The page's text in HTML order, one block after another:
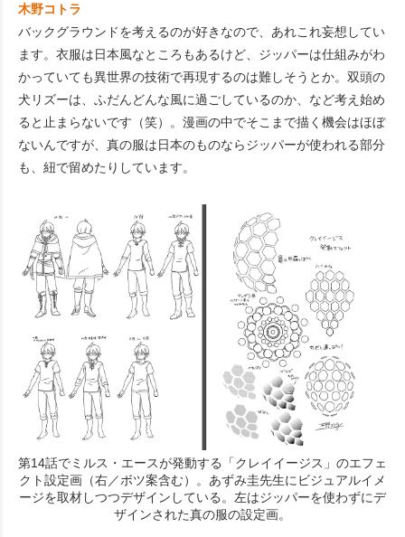
木野コトラ
バックグラウンドを考えるのが好きなので、あれこれ妄想してい
ます。衣服は日本風なところもあるけど、ジッパーは仕組みがわ
かっていても異世界の技術で再現するのは難しそうとか。双頭の
犬リズーは、ふだんどんな風に過ごしているのか、など考え始め
ると止まらないです（笑）。漫画の中でそこまで描く機会はほぼ
ないんですが、真の服は日本のものならジッパーが使われる部分
も、紐で留めたりしています。
第14話でミルス・エースが発動する「クレイイージス」のエフェ
クト設定画（右／ボツ案含む）。あずみ圭先生にビジュアルイメ
ージを取材しつつデザインしている。左はジッパーを使わずにデ
ザインされた真の服の設定画。